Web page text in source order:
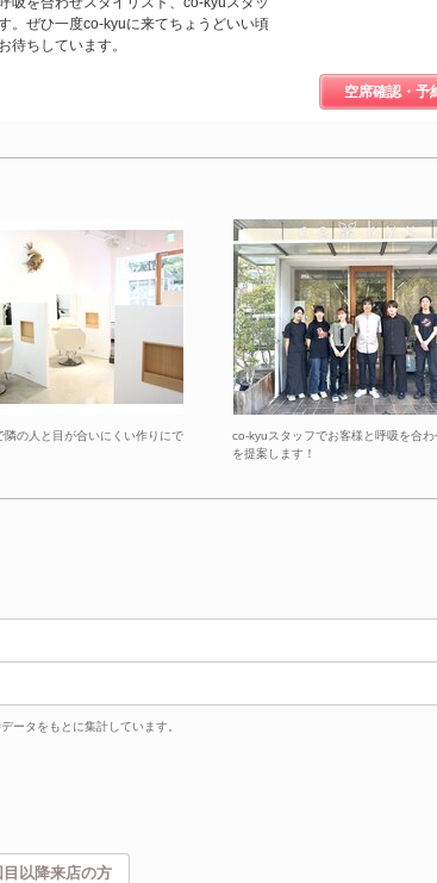
。ぜひ一度co-kyuに来てちょうどいい頃
待ちしています。
空席確認・予
隣の人と目が合いにくい作りにで
co-kyuスタッフでお客様と呼吸を合
を提案します！
ータをもとに集計しています。
目以降来店の方